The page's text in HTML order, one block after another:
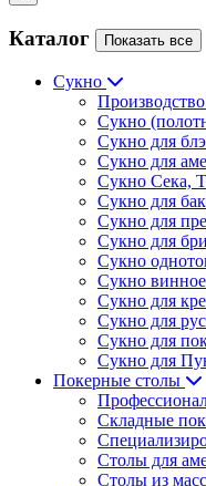
Каталог Показать все
Сукно
Производство
Сукно
Сукно для
Сукно для
Сукно Сека,
Сукно для
Сукно для
Сукно для
Сукно
Сукно
Сукно для
Сукно для
Сукно для
Сукно для
Покерные столы
Складные
Столы для
Столы из